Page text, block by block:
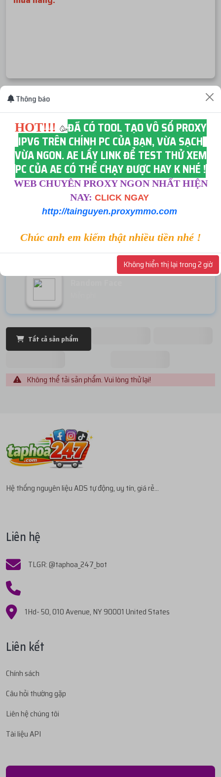
Check live FB
Miễn phí
Lấy mã 2FA
Miễn phí
Miễn phí
Tất cả sản phẩm
Không thể tải sản phẩm. Vui lòng thử lại!
Thông báo
HOT!!! 🥳ĐÃ CÓ TOOL TẠO VÔ SỐ PROXY
IPV6 TRÊN CHÍNH PC CỦA BẠN, VỪA SẠCH
VỪA NGON. AE LẤY LINK ĐỂ TEST THỬ XEM
PC CỦA AE CÓ THỂ CHẠY ĐƯỢC HAY K NHÉ !
WEB CHUYÊN PROXY NGON NHẤT HIỆN
NAY: CLICK NGAY
http://tainguyen.proxymmo.com
Chúc anh em kiếm thật nhiều tiền nhé !
Không hiển thị lại trong 2 giờ
Hệ thống nguyên liệu ADS tự động, uy tín, giá rẻ...
Liên hệ
TLGR: @taphoa_247_bot
1Hd- 50, 010 Avenue, NY 90001 United States
Liên kết
Chính sách
Câu hỏi thường gặp
Liên hệ chúng tôi
Tài liệu API